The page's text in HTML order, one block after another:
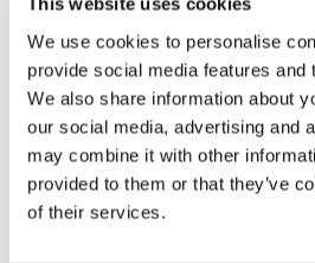
We use cookies to personalise
provide social media features and
We also share information about
our social media, advertising and
may combine it with other
provided to them or that they’ve
of their services.
NATURA BISSÉ
VITALITY BOOST